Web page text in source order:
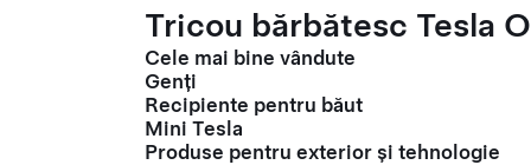
Tricou bărbătesc Tesla
Cele mai bine vândute
Genți
Recipiente pentru băut
Mini Tesla
Produse pentru exterior și tehnologie